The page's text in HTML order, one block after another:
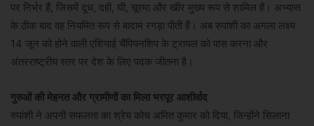
पर निर्भर हैं, जिसमें दूध, दही, घी, चूरमा और खीर मुख्य रूप से शामिल हैं। अभ्यास
के ठीक बाद वह नियमित रूप से बादाम रगड़ा पीती हैं। अब रुपांशी का अगला लक्ष्य
14 जून को होने वाली एशियाई चैंपियनशिप के ट्रायल को पास करना और
अंतरराष्ट्रीय स्तर पर देश के लिए पदक जीतना है।
गुरुओं की मेहनत और ग्रामीणों का मिला भरपूर आशीर्वाद
रुपांशी ने अपनी सफलता का श्रेय कोच अमित कुमार को दिया, जिन्होंने सिलाना